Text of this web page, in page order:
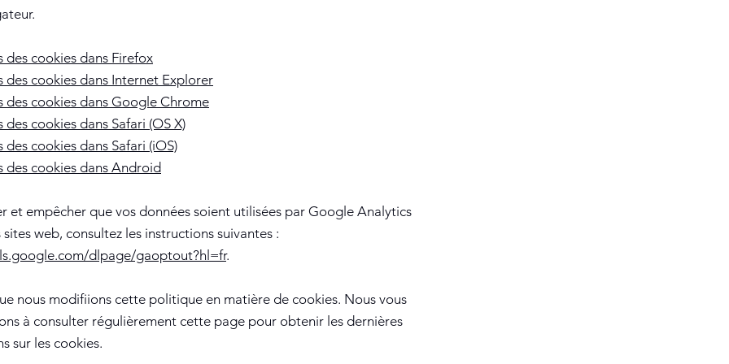
des cookies dans Firefox
des cookies dans Internet Explorer
des cookies dans Google Chrome
des cookies dans Safari (OS X)
des cookies dans Safari (iOS)
des cookies dans Android
et empêcher que vos données soient utilisées par Google Analytics
sites web, consultez les instructions suivantes :
dlpage/gaoptout?hl=fr.
nous modifiions cette politique en matière de cookies. Nous vous
à consulter régulièrement cette page pour obtenir les dernières
sur les cookies.